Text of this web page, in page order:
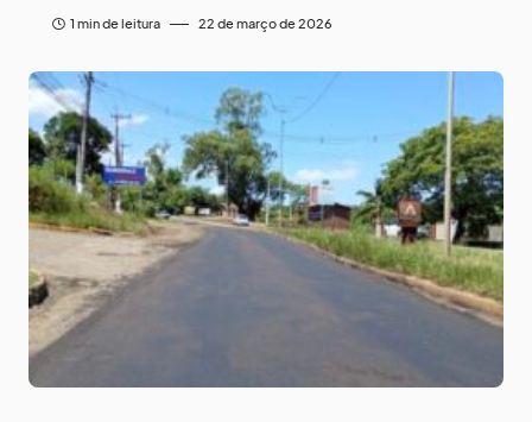
1 min de leitura 22 de março de 2026